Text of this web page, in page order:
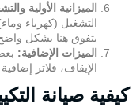
الميزانية الأولية
التشغيل (كهرباء
يتفوق هنا بشكل
الميزات الإضافية:
الإيقاف، فلاتر
كيفية صيانة